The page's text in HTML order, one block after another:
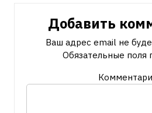
Добавить
Ваш адрес email не
Обязательные поля